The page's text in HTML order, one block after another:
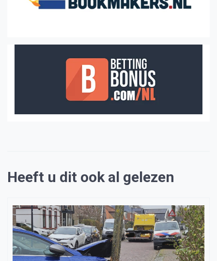
Heeft u dit ook al gelezen